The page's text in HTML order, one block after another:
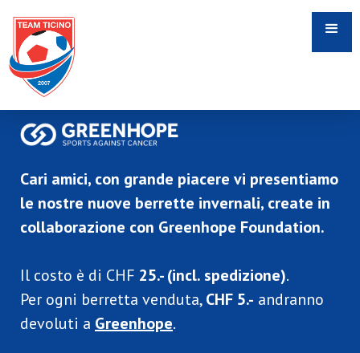
Cari amici, con grande piacere vi presentiamo
le nostre nuove berrette invernali, create in
collaborazione con Greenhope Foundation.
Il costo è di CHF 25.- (incl. spedizione).
Per ogni berretta venduta,CHF 5.- andranno
devoluti a Greenhope.